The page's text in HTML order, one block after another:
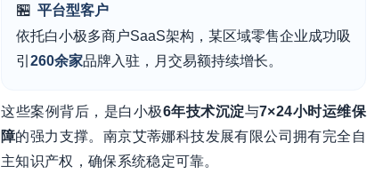
🏪 平台型客户
依托白小极多商户SaaS架构，某区域零售企业成功吸
引 260余家品牌入驻，月交易额持续增长。
这些案例背后，是白小极6年技术沉淀与7×24小时运维保
障的强力支撑。南京艾蒂娜科技发展有限公司拥有完全自
主知识产权，确保系统稳定可靠。